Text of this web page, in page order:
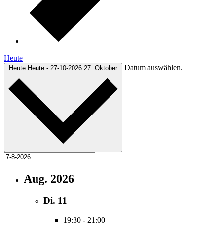
Heute
Heute Heute - 27-10-2026 27. Oktober Datum auswählen.
Aug. 2026
Di. 11
19:30 - 21:00